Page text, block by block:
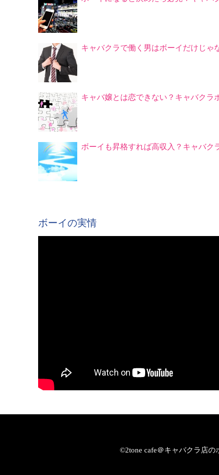
キャバクラで働く男はボーイだけじゃ
キャバ嬢とは恋できない？キャバクラ
ボーイも昇格すれば高収入？キャバク
ボーイの実情
©2tone cafe＠キャバクラ店